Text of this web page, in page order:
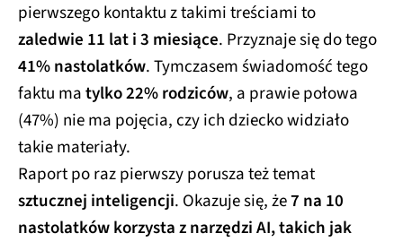
pierwszego kontaktu z takimi treściami to
zaledwie 11 lat i 3 miesiące. Przyznaje się do tego
41% nastolatków. Tymczasem świadomość tego
faktu matylko 22% rodziców, a prawie połowa
(47%) nie ma pojęcia, czy ich dziecko widziało
takie materiały.
Raport po raz pierwszy porusza też temat
sztucznej inteligencji. Okazuje się, że7 na 10
nastolatków korzysta z narzędzi AI, takich jak